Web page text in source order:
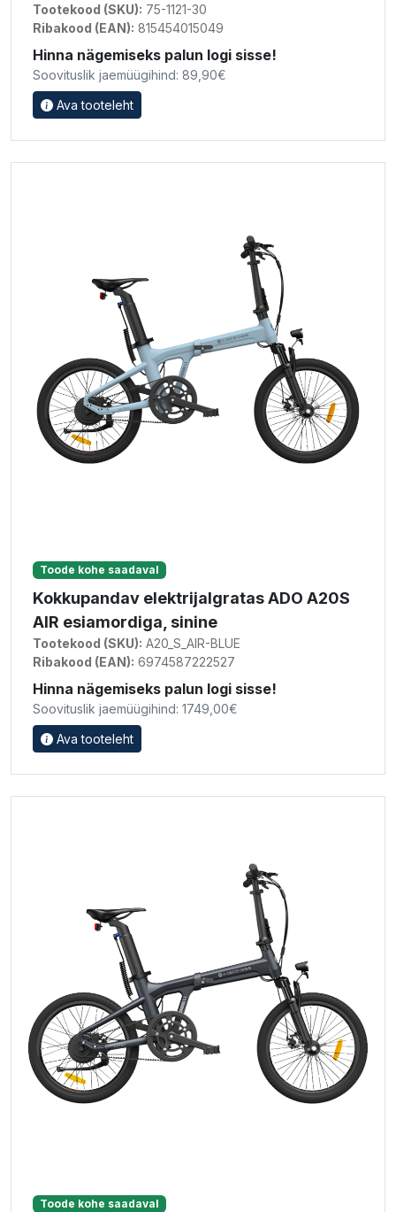
Tootekood (SKU): 75-1121-30
Ribakood (EAN): 815454015049
Hinna nägemiseks palun logi sisse!
Soovituslik jaemüügihind: 89,90€
Ava tooteleht
Toode kohe saadaval
Kokkupandav elektrijalgratas ADO A20S
AIR esiamordiga, sinine
Tootekood (SKU): A20_S_AIR-BLUE
Ribakood (EAN): 6974587222527
Hinna nägemiseks palun logi sisse!
Soovituslik jaemüügihind: 1749,00€
Ava tooteleht
Toode kohe saadaval